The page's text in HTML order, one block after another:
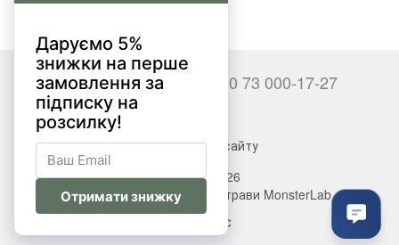
+380 66 000-17-27 +380 73 000-17-27
Повна версія сайту
© 2017—2026
Вітаміни, БАДи, добавки, трави MonsterLab
Рус